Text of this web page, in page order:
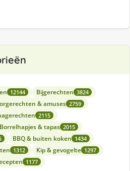
12144 Bijgerechten 3824
& amuses 2759
2115
Borrelhapjes & tapas 2015
BBQ & buiten koken 1434
1312 Kip & gevogelte 1297
1177